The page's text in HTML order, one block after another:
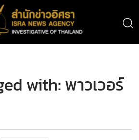
with: พาวเวอร์